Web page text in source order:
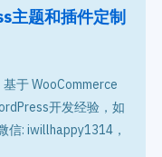
主题和插件定制
于 WooCommerce
开发经验，如
信: iwillhappy1314，